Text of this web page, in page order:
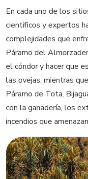
En cada uno de los
científicos y expertos
complejidades que
Páramo del
el cóndor y hacer que
las ovejas; mientras
Páramo de Tota,
con la ganadería, los
incendios que